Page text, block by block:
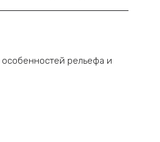
особенностей рельефа и